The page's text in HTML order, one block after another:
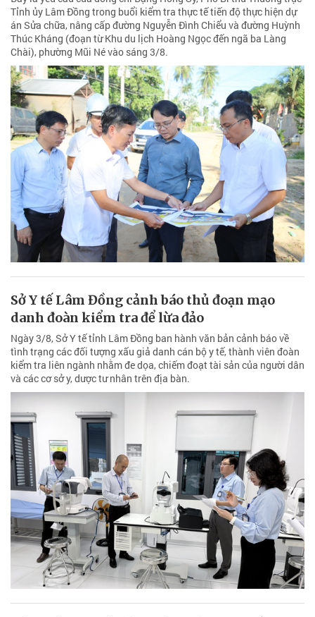
Tỉnh ủy Lâm Đồng trong buổi kiểm tra thực tế tiến độ thực hiện dự
án Sửa chữa, nâng cấp đường Nguyễn Đình Chiểu và đường Huỳnh
Thúc Kháng (đoạn từ Khu du lịch Hoàng Ngọc đến ngã ba Làng
Chài), phường Mũi Né vào sáng 3/8.
Sở Y tế Lâm Đồng cảnh báo thủ đoạn mạo
danh đoàn kiểm tra để lừa đảo
Ngày 3/8, Sở Y tế tỉnh Lâm Đồng ban hành văn bản cảnh báo về
tình trạng các đối tượng xấu giả danh cán bộ y tế, thành viên đoàn
kiểm tra liên ngành nhằm đe dọa, chiếm đoạt tài sản của người dân
và các cơ sở y, dược tư nhân trên địa bàn.